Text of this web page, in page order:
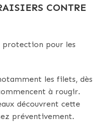
CONTRE
protection pour les
les filets, dès
à rougir.
découvrent cette
préventivement.